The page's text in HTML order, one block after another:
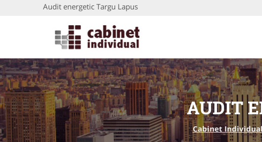
Audit energetic Targu Lapus
AUDIT
Cabinet